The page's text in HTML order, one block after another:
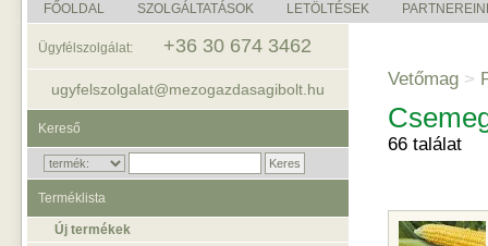
FŐOLDAL SZOLGÁLTATÁSOK LETÖLTÉSEK
Vetőmag >
66 találat
Ügyfélszolgálat: +36 30 674 3462
ugyfelszolgalat@mezogazdasagibolt.hu
Kereső
Terméklista
Új termékek